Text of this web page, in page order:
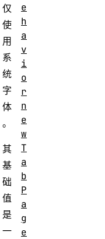
仅
使
用
系
统
字
体
。
其
基
础
值
是
一
e
h
a
v
i
o
r
n
e
w
T
a
b
P
a
g
e